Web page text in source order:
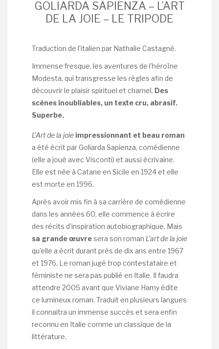
GOLIARDA SAPIENZA – L’ART
DE LA JOIE – LE TRIPODE
Traduction de l’italien par Nathalie Castagné.
Immense fresque, les aventures de l’héroïne
Modesta, qui transgresse les règles afin de
découvrir le plaisir spirituel et charnel. Des
scènes inoubliables, un texte cru, abrasif.
Superbe.
L’Art de la joie impressionnant et beau roman
a été écrit par Goliarda Sapienza, comédienne
(elle a joué avec Visconti) et aussi écrivaine.
Elle est née à Catane en Sicile en 1924 et elle
est morte en 1996.
Après avoir mis fin à sa carrière de comédienne
dans les années 60, elle commence à écrire
des récits d’inspiration autobiographique. Mais
sa grande œuvre sera son roman L’art de la joie
qu’elle a écrit durant près de dix ans entre 1967
et 1976. Le roman jugé trop contestataire et
féministe ne sera pas publié en Italie. Il faudra
attendre 2005 avant que Viviane Hamy édite
ce lumineux roman. Traduit en plusieurs langues
il connaitra un immense succès et sera enfin
reconnu en Italie comme un classique de la
littérature.